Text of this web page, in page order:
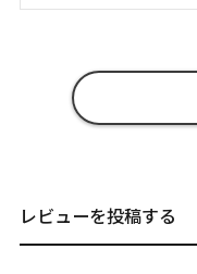
レビューを投稿する